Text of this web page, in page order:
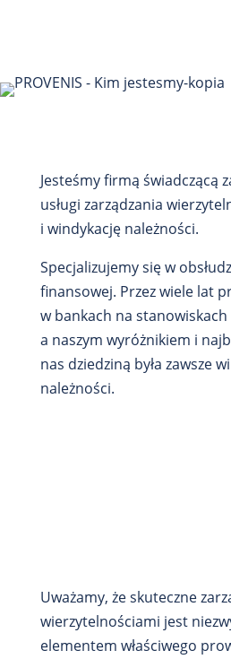
Jesteśmy firmą świadczącą
usługi zarządzania
i windykację należności.
Specjalizujemy się w
finansowej. Przez wiele lat
w bankach na stanowiskach
a naszym wyróżnikiem i
nas dziedziną była zawsze
należności.
Uważamy, że skuteczne
wierzytelnościami jest
elementem właściwego